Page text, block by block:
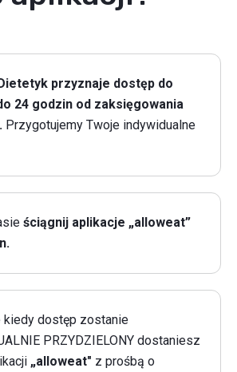
przyznaje dostęp do
24 godzin od zaksięgowania
Przygotujemy Twoje indywidualne
ściągnij aplikacje „alloweat”
kiedy dostęp zostanie
PRZYDZIELONY dostaniesz
„alloweat" z prośbą o